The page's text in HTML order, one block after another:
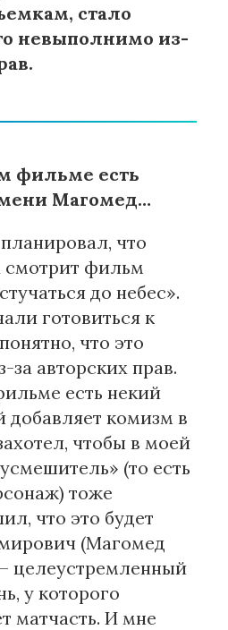
стало
невыполнимо из-
фильме есть
Магомед…
что
смотрит фильм
до небес».
готовиться к
что это
авторских прав.
есть некий
добавляет комизм в
чтобы в моей
(то есть
тоже
что это будет
(Магомед
целеустремленный
у которого
матчасть. И мне